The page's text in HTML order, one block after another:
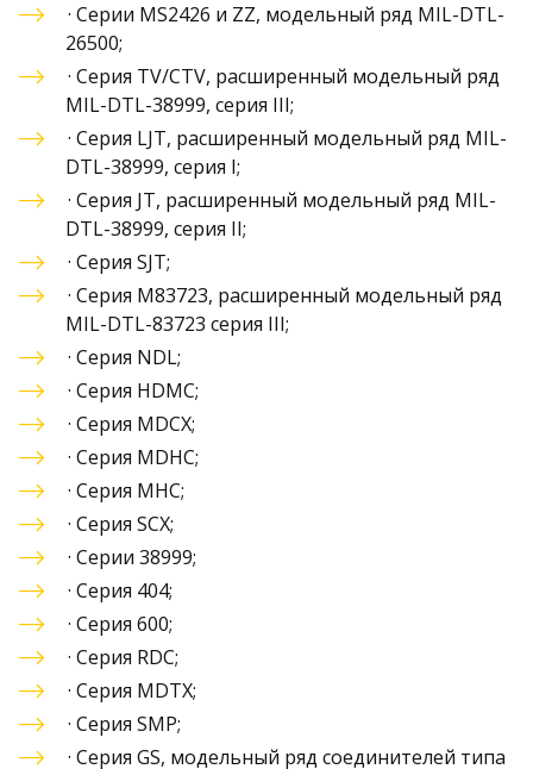
· Серии MS2426 и ZZ, модельный ряд MIL-DTL-
26500;
· Серия TV/CTV, расширенный модельный ряд
MIL-DTL-38999, серия III;
· Серия LJT, расширенный модельный ряд MIL-
DTL-38999, серия I;
· Серия JT, расширенный модельный ряд MIL-
DTL-38999, серия II;
· Серия SJT;
· Серия M83723, расширенный модельный ряд
MIL-DTL-83723 серия III;
· Серия NDL;
· Серия HDMC;
· Серия MDCX;
· Серия MDHC;
· Серия MHC;
· Серия SCX;
· Серии 38999;
· Серия 404;
· Серия 600;
· Серия RDC;
· Серия MDTX;
· Серия SMP;
· Серия GS, модельный ряд соединителей типа